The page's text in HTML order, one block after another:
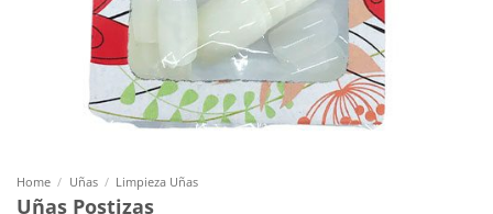
Home / Uñas / Limpieza Uñas
Uñas Postizas